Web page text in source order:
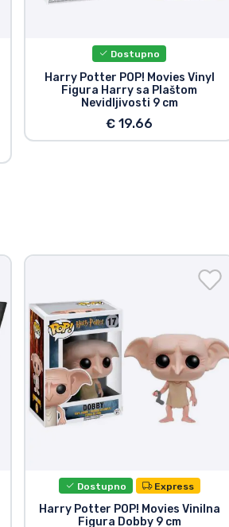
Dostupno
Harry Potter POP! Movies Vinyl
Figura Harry sa Plaštom
Nevidljivosti 9 cm
€ 19.66
Dostupno Express
Harry Potter POP! Movies Vinilna
Figura Dobby 9 cm